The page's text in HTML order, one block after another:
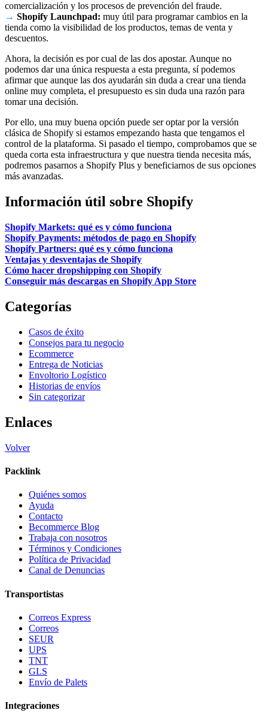
comercialización y los procesos de prevención del fraude.
→ Shopify Launchpad: muy útil para programar cambios en la
tienda como la visibilidad de los productos, temas de venta y
descuentos.
Ahora, la decisión es por cual de las dos apostar. Aunque no
podemos dar una única respuesta a esta pregunta, sí podemos
afirmar que aunque las dos ayudarán sin duda a crear una tienda
online muy completa, el presupuesto es sin duda una razón para
tomar una decisión.
Por ello, una muy buena opción puede ser optar por la versión
clásica de Shopify si estamos empezando hasta que tengamos el
control de la plataforma. Si pasado el tiempo, comprobamos que se
queda corta esta infraestructura y que nuestra tienda necesita más,
podremos pasarnos a Shopify Plus y beneficiarnos de sus opciones
más avanzadas.
Información útil sobre Shopify
Shopify Markets: qué es y cómo funciona
Shopify Payments: métodos de pago en Shopify
Shopify Partners: qué es y cómo funciona
Ventajas y desventajas de Shopify
Cómo hacer dropshipping con Shopify
Conseguir más descargas en Shopify App Store
Categorías
Casos de éxito
Consejos para tu negocio
Ecommerce
Entrega de Noticias
Envoltorio Logístico
Historias de envíos
Sin categorizar
Enlaces
Volver
Packlink
Quiénes somos
Ayuda
Contacto
Becommerce Blog
Trabaja con nosotros
Términos y Condiciones
Política de Privacidad
Canal de Denuncias
Transportistas
Correos Express
Correos
SEUR
UPS
TNT
GLS
Envío de Palets
Integraciones